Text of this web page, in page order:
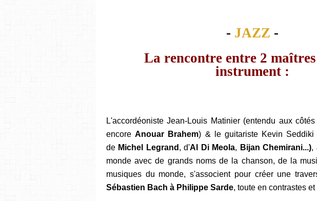
- JAZZ -
La rencontre entre 2
instrument :
L'accordéoniste Jean-Louis Matinier (entendu aux
encore Anouar Brahem) & le guitariste Kevin Seddiki
de Michel Legrand , d'Al Di Meola, Bijan Chemirani...),
monde avec de grands noms de la chanson, de la
musiques du monde, s'associent pour créer une
Sébastien Bach à Philippe Sarde, toute en contrastes